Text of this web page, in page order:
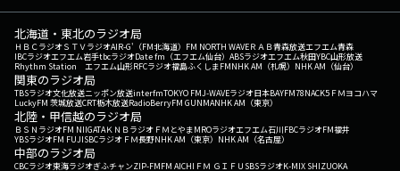
北海道・東北のラジオ局
ＨＢＣラジオＳＴＶラジオAIR-G'（FM北海道） FM NORTH WAVEＲＡＢ青森放送エフエム青森
IBCラジオエフエム岩手tbcラジオDate fm（エフエム仙台） ABSラジオエフエム秋田YBC山形放送
Rhythm Station エフエム山形RFCラジオ福島ふくしまFMNHK AM（札幌） NHK AM（仙台）
関東のラジオ局
TBSラジオ文化放送ニッポン放送interfmTOKYO FMJ-WAVEラジオ日本BAYFM78NACK5 ＦＭヨコハマ
LuckyFM 茨城放送CRT栃木放送RadioBerryFM GUNMANHK AM（東京）
北陸・甲信越のラジオ局
ＢＳＮラジオFM NIIGATAＫＮＢラジオ ＦＭとやまMROラジオエフエム石川FBCラジオFM福井
YBSラジオFM FUJISBCラジオ ＦＭ長野NHK AM（東京） NHK AM（名古屋）
中部のラジオ局
CBCラジオ東海ラジオぎふチャンZIP-FMFM AICHI ＦＭ ＧＩＦＵ SBSラジオK-MIX SHIZUOKA